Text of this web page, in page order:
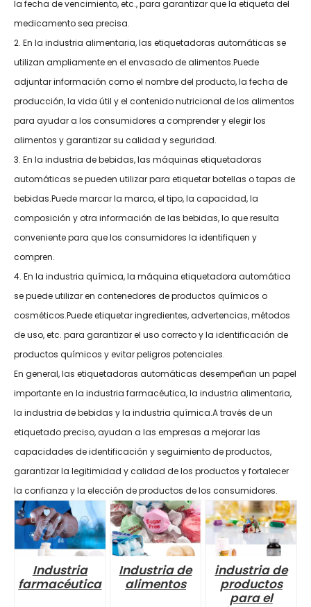
la fecha de vencimiento, etc., para garantizar que la etiqueta del
medicamento sea precisa.
2. En la industria alimentaria, las etiquetadoras automáticas se
utilizan ampliamente en el envasado de alimentos.Puede
adjuntar información como el nombre del producto, la fecha de
producción, la vida útil y el contenido nutricional de los alimentos
para ayudar a los consumidores a comprender y elegir los
alimentos y garantizar su calidad y seguridad.
3. En la industria de bebidas, las máquinas etiquetadoras
automáticas se pueden utilizar para etiquetar botellas o tapas de
bebidas.Puede marcar la marca, el tipo, la capacidad, la
composición y otra información de las bebidas, lo que resulta
conveniente para que los consumidores la identifiquen y
compren.
4. En la industria química, la máquina etiquetadora automática
se puede utilizar en contenedores de productos químicos o
cosméticos.Puede etiquetar ingredientes, advertencias, métodos
de uso, etc. para garantizar el uso correcto y la identificación de
productos químicos y evitar peligros potenciales.
En general, las etiquetadoras automáticas desempeñan un papel
importante en la industria farmacéutica, la industria alimentaria,
la industria de bebidas y la industria química.A través de un
etiquetado preciso, ayudan a las empresas a mejorar las
capacidades de identificación y seguimiento de productos,
garantizar la legitimidad y calidad de los productos y fortalecer
la confianza y la elección de productos de los consumidores.
Industria
farmacéutica
Industria de
alimentos
industria de
productos
para el